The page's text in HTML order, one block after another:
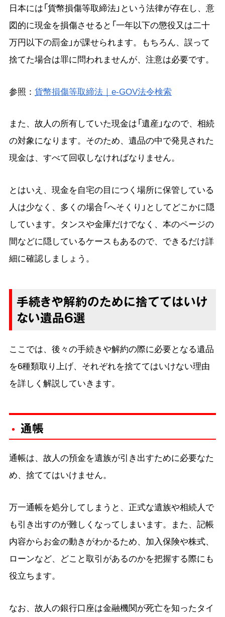
日本には「貨幣損傷等取締法」という法律が存在し、意
図的に現金を損傷させると「一年以下の懲役又は二十
万円以下の罰金」が課せられます。もちろん、誤って
捨てた場合は罪に問われませんが、注意は必要です。
参照： 貨幣損傷等取締法｜e-GOV法令検索
また、故人の所有していた現金は「遺産」なので、相続
の対象になります。そのため、遺品の中で発見された
現金は、すべて回収しなければなりません。
とはいえ、現金を自宅の目につく場所に保管している
人は少なく、多くの場合「へそくり」としてどこかに隠
しています。タンスや金庫だけでなく、本のページの
間などに隠しているケースもあるので、できるだけ詳
細に確認しましょう。
手続きや解約のために捨ててはいけ
ない遺品6選
ここでは、後々の手続きや解約の際に必要となる遺品
を6種類取り上げ、それぞれを捨ててはいけない理由
を詳しく解説していきます。
通帳
通帳は、故人の預金を遺族が引き出すために必要なた
め、捨ててはいけません。
万一通帳を処分してしまうと、正式な遺族や相続人で
も引き出すのが難しくなってしまいます。また、記帳
内容からお金の動きがわかるため、加入保険や株式、
ローンなど、どこと取引があるのかを把握する際にも
役立ちます。
なお、故人の銀行口座は金融機関が死亡を知ったタイ